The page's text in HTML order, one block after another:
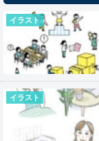
イラスト
イラスト